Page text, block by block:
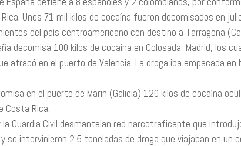
Unos 71 mil kilos de cocaína fueron decomisados en
del país centroamericano con destino a Tarragona
decomisa 100 kilos de cocaína en Colosada, Madrid, los
atracó en el puerto de Valencia. La droga iba empacada en
en el puerto de Marin (Galicia) 120 kilos de cocaína
Costa Rica.
Guardia Civil desmantelan red narcotraficante que
se intervinieron 2.5 toneladas de droga que viajaban en un